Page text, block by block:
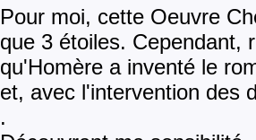
Pour moi, cette Oeuvre
que 3 étoiles. Cependant,
qu'Homère a inventé le
et, avec l'intervention des
.